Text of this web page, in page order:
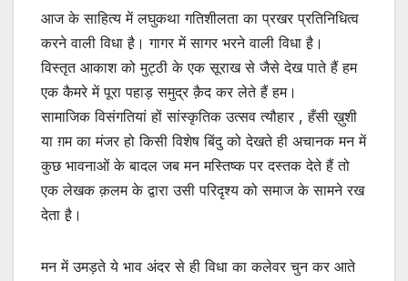
आज के साहित्य में लघुकथा गतिशीलता का प्रखर प्रतिनिधित्व
करने वाली विधा है़। गागर में सागर भरने वाली विधा है़।
विस्तृत आकाश को मुट्ठी के एक सूराख से जैसे देख पाते हैं हम
एक कैमरे में पूरा पहाड़ समुद्र क़ैद कर लेते हैं हम।
सामाजिक विसंगतियां हों सांस्कृतिक उत्सव त्यौहार , हँसी ख़ुशी
या ग़म का मंजर हो किसी विशेष बिंदु को देखते ही अचानक मन में
कुछ भावनाओं के बादल जब मन मस्तिष्क पर दस्तक देते हैं तो
एक लेखक क़लम के द्वारा उसी परिदृश्य को समाज के सामने रख
देता है़।
मन में उमड़ते ये भाव अंदर से ही विधा का कलेवर चुन कर आते